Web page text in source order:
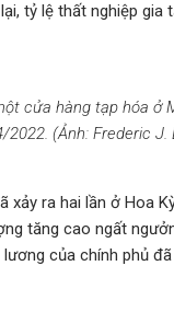
tỷ lệ thất nghiệp gia
cửa hàng tạp hóa ở
2022. (Ảnh: Frederic J.
xảy ra hai lần ở Hoa
tăng cao ngất
của chính phủ